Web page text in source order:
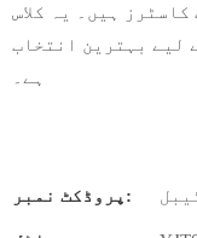
ہیں۔ یہ کلاس
لیے بہترین انتخاب
ہے۔
پروڈکٹ نمبر: